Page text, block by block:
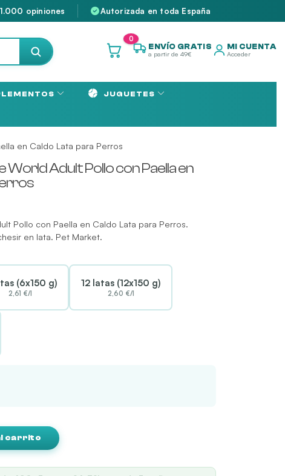
opiniones Autorizada en toda España
0
ENVÍO GRATIS
a partir de 49€
MI CUENTA
Acceder
JUGUETES
en Caldo Lata para Perros
Adult Pollo con Paella en
Pollo con Paella en Caldo Lata para Perros.
en lata. Pet Market.
(6x150 g)
2,61 €/l
12 latas (12x150 g)
2,60 €/l
carrito